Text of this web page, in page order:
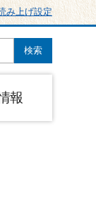
み上げ設定
報